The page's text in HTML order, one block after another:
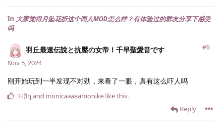
In 大家觉得月坠花折这个同人MOD怎么样？有体验过的群友分享下感受
吗
羽丘最速伝說と抗壓の女帝！千早聖愛音です
#6
Nov 5, 2024
刚开始玩到一半发现不对劲，来看了一眼，真有这么吓人吗
Reply
Ἥβη and monicaaaaamonike like this.